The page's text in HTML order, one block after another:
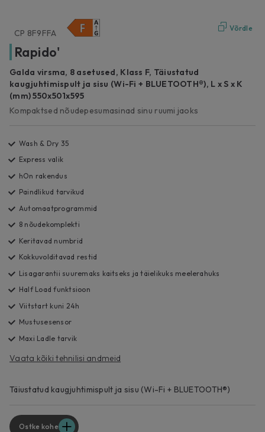
Võrdle
CP 8F9FFA
Rapido'
Galda virsma, 8 asetused, Klass F, Täiustatud
kaugjuhtimispult ja sisu (Wi-Fi + BLUETOOTH®), L x S x K
(mm) 550x501x595
Kompaktsed nõudepesumasinad sinu ruumi jaoks
Wash & Dry 35
Express valik
hOn rakendus
Paindlikud tarvikud
Automaatprogrammid
8 nõudekomplekti
Keritavad numbrid
Kokkuvolditavad restid
Lisagarantii suuremaks kaitseks ja täielikuks meelerahuks
Half Load funktsioon
Viitstart kuni 24h
Mustusesensor
Maxi Ladle tarvik
Vaata kõiki tehnilisi andmeid
Täiustatud kaugjuhtimispult ja sisu (Wi-Fi + BLUETOOTH®)
Ostke kohe